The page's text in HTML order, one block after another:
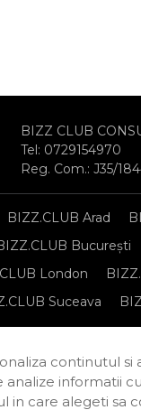
BIZZ CLUB
Tel: 0729154970
Reg. Com.: J35/
BIZZ.CLUB Arad
București
London
Suceava
prelucrarea datelor
cookie-urilor
continutul
informatii
in care alegeti